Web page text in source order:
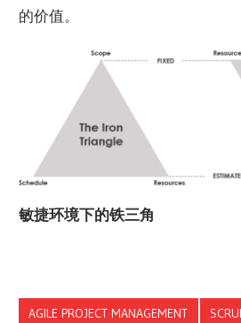
的价值。
敏捷环境下的铁三角
AGILE PROJECT MANAGEMENT